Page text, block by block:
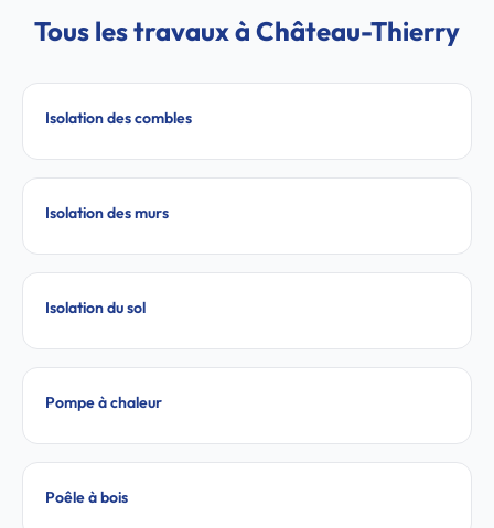
Tous les travaux à Château-Thierry
Isolation des combles
Isolation des murs
Isolation du sol
Pompe à chaleur
Poêle à bois